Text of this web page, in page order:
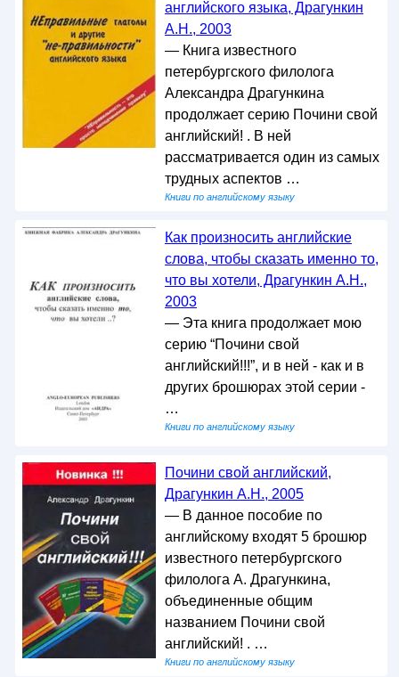
английского языка, Драгункин
А.Н., 2003
— Книга известного
петербургского филолога
Александра Драгункина
продолжает серию Почини свой
английский! . В ней
рассматривается один из самых
трудных аспектов …
Книги по английскому языку
Как произносить английские
слова, чтобы сказать именно то,
что вы хотели, Драгункин А.Н.,
2003
— Эта книга продолжает мою
серию “Почини свой
английский!!!”, и в ней - как и в
других брошюрах этой серии -
…
Книги по английскому языку
Почини свой английский,
Драгункин А.Н., 2005
— В данное пособие по
английскому входят 5 брошюр
известного петербургского
филолога А. Драгункина,
объединенные общим
названием Почини свой
английский! . …
Книги по английскому языку